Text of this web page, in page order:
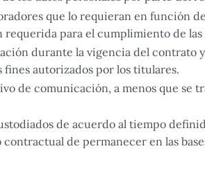
que lo requieran en función
para el cumplimiento de
durante la vigencia del
fines autorizados por los titulares.
de comunicación, a menos que
de acuerdo al tiempo
de permanecer en las